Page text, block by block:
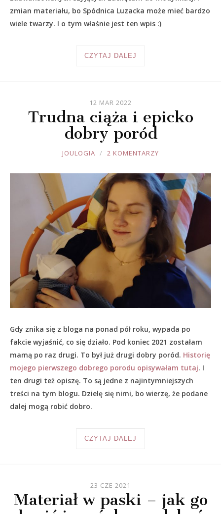
zmian materiału, bo Spódnica Luzacka może mieć bardzo
wiele twarzy. I o tym właśnie jest ten wpis :)
CZYTAJ DALEJ
12 MAR 2022
Trudna ciąża i epicko
dobry poród
JOULE
JOULOGIA 2 KOMENTARZY
Gdy znika się z bloga na ponad pół roku, wypada po
fakcie wyjaśnić, co się działo. Pod koniec 2021 zostałam
mamą po raz drugi. To był już drugi dobry poród. Historię
mojego pierwszego dobrego porodu opisywałam tutaj. I
ten drugi też opiszę. To są jedne z najintymniejszych
treści na tym blogu. Dzielę się nimi, bo wierzę, że podane
dalej mogą robić dobro.
CZYTAJ DALEJ
23 CZE 2021
Materiał w paski – jak go